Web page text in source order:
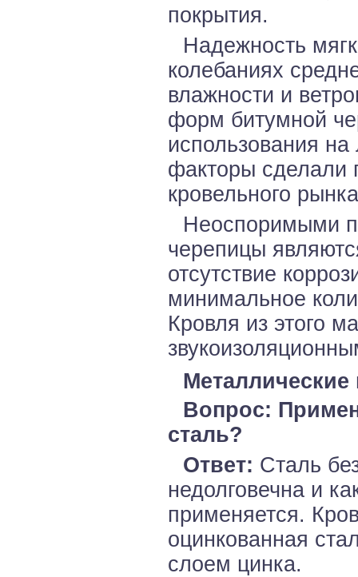
покрытия.
Надежность
колебаниях
влажности и
форм битумной
использования
факторы сделали
кровельного
Неоспоримыми
черепицы
отсутствие
минимальное
Кровля из этого
Металлические
Вопрос:
сталь?
Ответ: Сталь
недолговечна и
применяется.
оцинкованная
слоем цинка.